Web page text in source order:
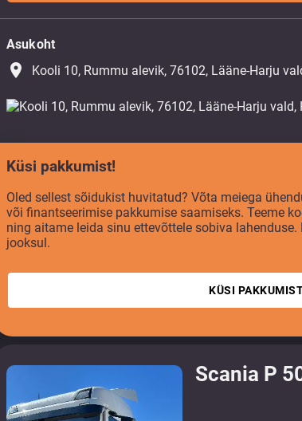
Asukoht
place Kooli 10, Rummu alevik, 76102, Lääne-Harju
Küsi pakkumist!
Oled sellest sõidukist huvitatud? Võta meiega
või finantseerimise pakkumise saamiseks. Teeme
ning aitame leida sinu ettevõttele sobiva
jooksul.
KÜSI
Scania P